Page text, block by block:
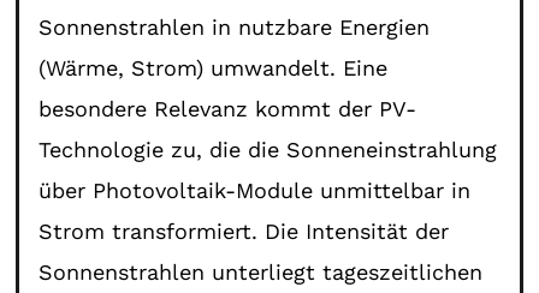
Sonnenstrahlen in nutzbare Energien
(Wärme, Strom) umwandelt. Eine
besondere Relevanz kommt der PV-
Technologie zu, die die Sonneneinstrahlung
über Photovoltaik-Module unmittelbar in
Strom transformiert. Die Intensität der
Sonnenstrahlen unterliegt tageszeitlichen